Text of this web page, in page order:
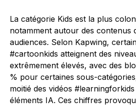
La catégorie Kids est la plus
notamment autour des contenus
audiences. Selon Kapwing,
#cartoonkids atteignent des
extrêmement élevés, avec des
% pour certaines sous-
moitié des vidéos
éléments IA. Ces chiffres